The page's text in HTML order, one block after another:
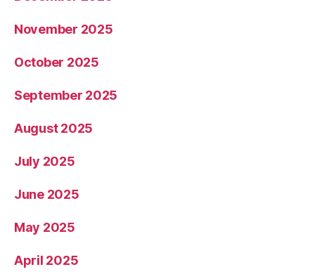
November 2025
October 2025
September 2025
August 2025
July 2025
June 2025
May 2025
April 2025